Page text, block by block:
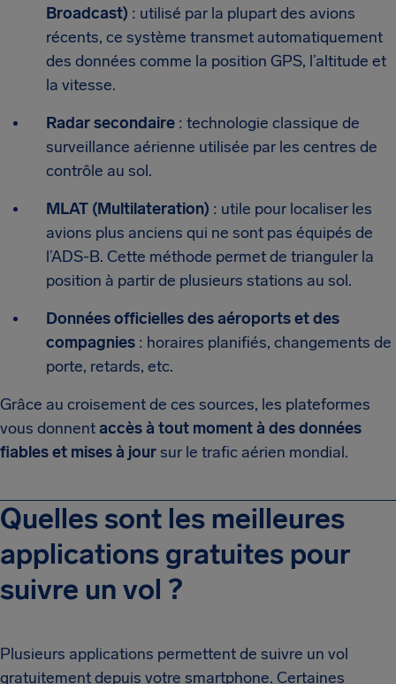
Broadcast) : utilisé par la plupart des avions
récents, ce système transmet automatiquement
des données comme la position GPS, l’altitude et
la vitesse.
Radar secondaire : technologie classique de
surveillance aérienne utilisée par les centres de
contrôle au sol.
MLAT (Multilateration) : utile pour localiser les
avions plus anciens qui ne sont pas équipés de
l’ADS-B. Cette méthode permet de trianguler la
position à partir de plusieurs stations au sol.
Données officielles des aéroports et des
compagnies : horaires planifiés, changements de
porte, retards, etc.
Grâce au croisement de ces sources, les plateformes
vous donnentaccès à tout moment à des données
fiables et mises à joursur le trafic aérien mondial.
Quelles sont les meilleures
applications gratuites pour
suivre un vol ?
Plusieurs applications permettent de suivre un vol
gratuitement depuis votre smartphone. Certaines